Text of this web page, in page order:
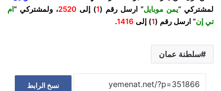
لمشتركي “يمن موبايل” ارسل رقم (1) إلى 2520، ولمشتركي “ ام
تي إن” ارسل رقم (1) إلى 1416
.
سلطنة عمان
نسخ الرابط